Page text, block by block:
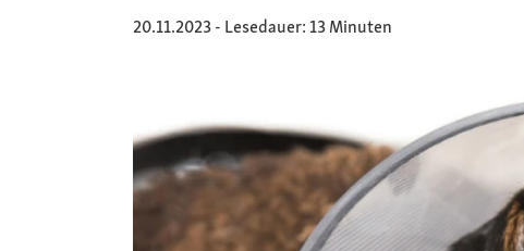
20.11.2023 - Lesedauer: 13 Minuten